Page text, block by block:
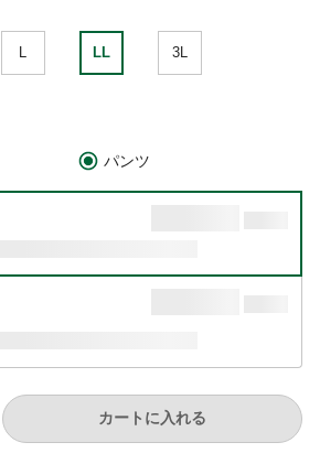
LL 3L
パンツ
カートに入れる